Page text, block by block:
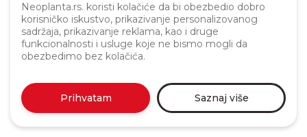
Neoplanta.rs. koristi kolačiće da bi obezbedio dobro
korisničko iskustvo, prikazivanje personalizovanog
sadržaja, prikazivanje reklama, kao i druge
funkcionalnosti i usluge koje ne bismo mogli da
obezbedimo bez kolačića.
Prihvatam Saznaj više